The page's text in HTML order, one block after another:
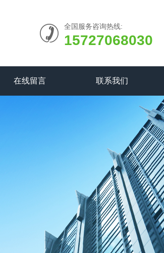
全国服务咨询热线:
15727068030
在线留言 联系我们